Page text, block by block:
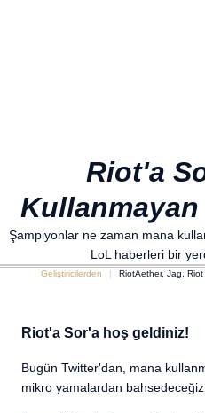
Riot'a
Şampiyonlar ne zaman mana
LoL haberleri bir
Geliştiricilerden RiotAether, Jag, Riot
Riot'a Sor'a hoş geldiniz!
Bugün Twitter'dan, mana
mikro yamalardan bahsedeceğiz.